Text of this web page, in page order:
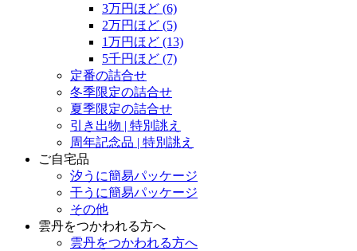
3万円ほど (6)
2万円ほど (5)
1万円ほど (13)
5千円ほど (7)
定番の詰合せ
冬季限定の詰合せ
夏季限定の詰合せ
引き出物 | 特別誂え
周年記念品 | 特別誂え
ご自宅品
汐うに簡易パッケージ
干うに簡易パッケージ
その他
雲丹をつかわれる方へ
雲丹をつかわれる方へ